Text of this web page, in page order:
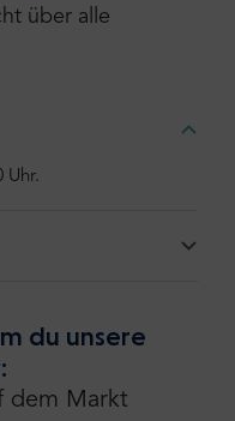
über alle
Uhr.
du unsere
dem Markt